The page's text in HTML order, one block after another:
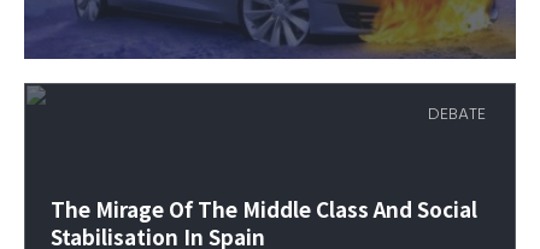
The Mirage Of The Middle Class And Social
Stabilisation In Spain
DEBATE